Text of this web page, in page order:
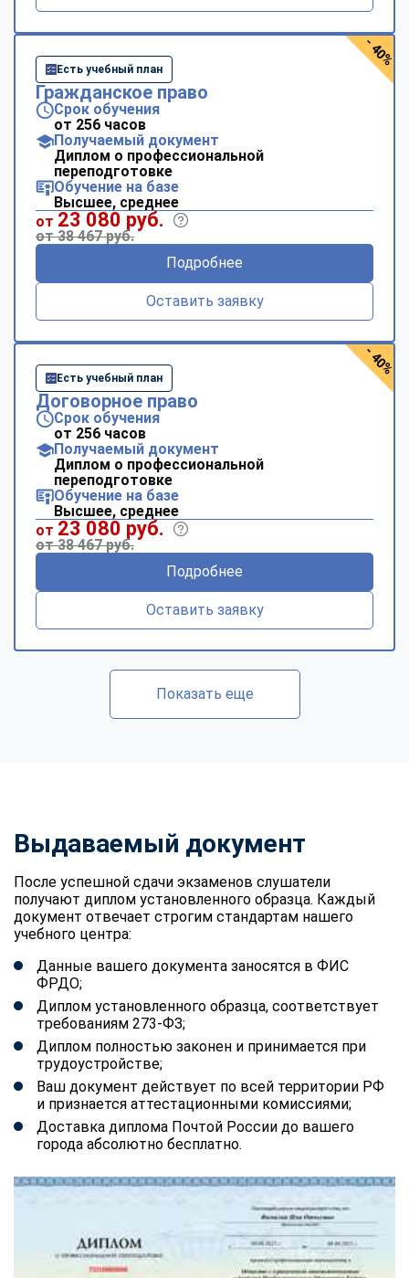
Есть учебный план
Гражданское право
Срок обучения
от 256 часов
Получаемый документ
Диплом о профессиональной
переподготовке
Обучение на базе
Высшее, среднее
от 23 080 руб.
от 38 467 руб.
Подробнее
Оставить заявку
- 40%
Есть учебный план
Договорное право
Срок обучения
от 256 часов
Получаемый документ
Диплом о профессиональной
переподготовке
Обучение на базе
Высшее, среднее
от 23 080 руб.
от 38 467 руб.
Подробнее
Оставить заявку
- 40%
Показать еще
Выдаваемый документ
После успешной сдачи экзаменов слушатели
получают диплом установленного образца. Каждый
документ отвечает строгим стандартам нашего
учебного центра:
Данные вашего документа заносятся в ФИС
ФРДО;
Диплом установленного образца, соответствует
требованиям 273-ФЗ;
Диплом полностью законен и принимается при
трудоустройстве;
Ваш документ действует по всей территории РФ
и признается аттестационными комиссиями;
Доставка диплома Почтой России до вашего
города абсолютно бесплатно.